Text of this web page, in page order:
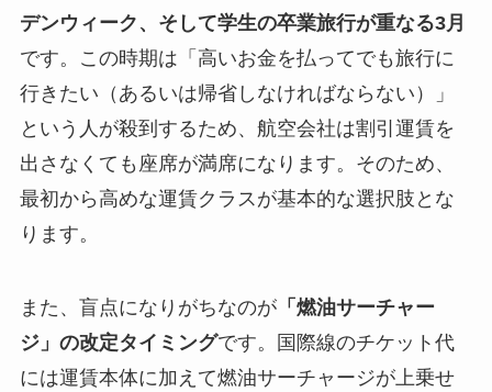
デンウィーク、そして学生の卒業旅行が重なる3月
です。この時期は「高いお金を払ってでも旅行に
行きたい（あるいは帰省しなければならない）」
という人が殺到するため、航空会社は割引運賃を
出さなくても座席が満席になります。そのため、
最初から高めな運賃クラスが基本的な選択肢とな
ります。
また、盲点になりがちなのが「燃油サーチャー
ジ」の改定タイミングです。国際線のチケット代
には運賃本体に加えて燃油サーチャージが上乗せ